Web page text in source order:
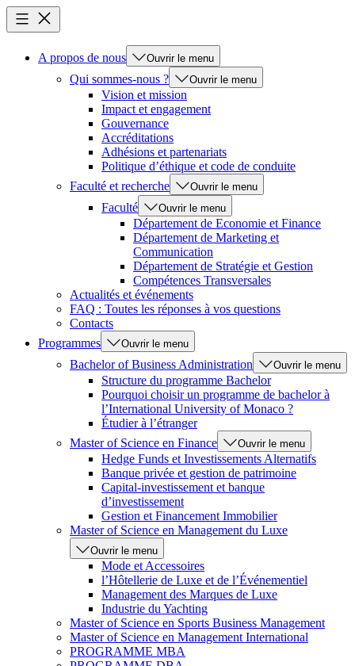
A propos de nous Ouvrir le menu
Qui sommes-nous ? Ouvrir le menu
Vision et mission
Impact et engagement
Gouvernance
Accréditations
Adhésions et partenariats
Politique d’éthique et code de conduite
Faculté et recherche
Ouvrir le menu
Faculté Ouvrir le menu
Département de Economie et Finance
Département de Marketing et
Communication
Département de Stratégie et Gestion
Compétences Transversales
Actualités et événements
FAQ : Toutes les réponses à vos questions
Contacts
Programmes
Ouvrir le menu
Bachelor of Business Administration Ouvrir le menu
Structure du programme Bachelor
Pourquoi choisir un programme de bachelor à
l’International University of Monaco ?
Étudier à l’étranger
Master of Science en Finance
Ouvrir le menu
Hedge Funds et Investissements Alternatifs
Banque privée et gestion de patrimoine
Capital-investissement et banque
d’investissement
Gestion et Financement Immobilier
Master of Science en Management du Luxe
Ouvrir le menu
Mode et Accessoires
l’Hôtellerie de Luxe et de l’Événementiel
Management des Marques de Luxe
Industrie du Yachting
Master of Science en Sports Business Management
Master of Science en Management International
PROGRAMME MBA